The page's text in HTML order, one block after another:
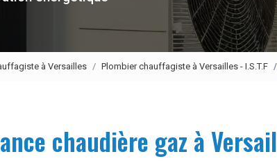
à Versailles Plombier chauffagiste à Versailles - I.S.T.F
chaudière gaz à